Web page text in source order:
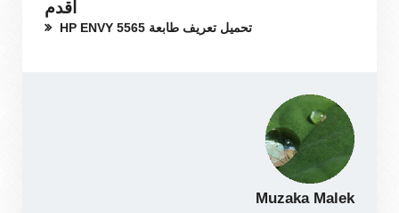
أقدم
تحميل تعريف طابعة HP ENVY 5565
Muzaka Malek